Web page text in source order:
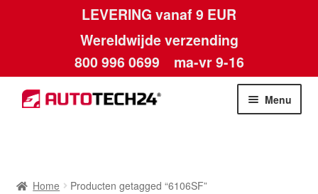
LEVERING vanaf 9 EUR
Wereldwijde verzending
800 996 0699 ma-vr 9-16
Ga
door
Ga
naar
Menu
Home Producten getagged “6106SF”